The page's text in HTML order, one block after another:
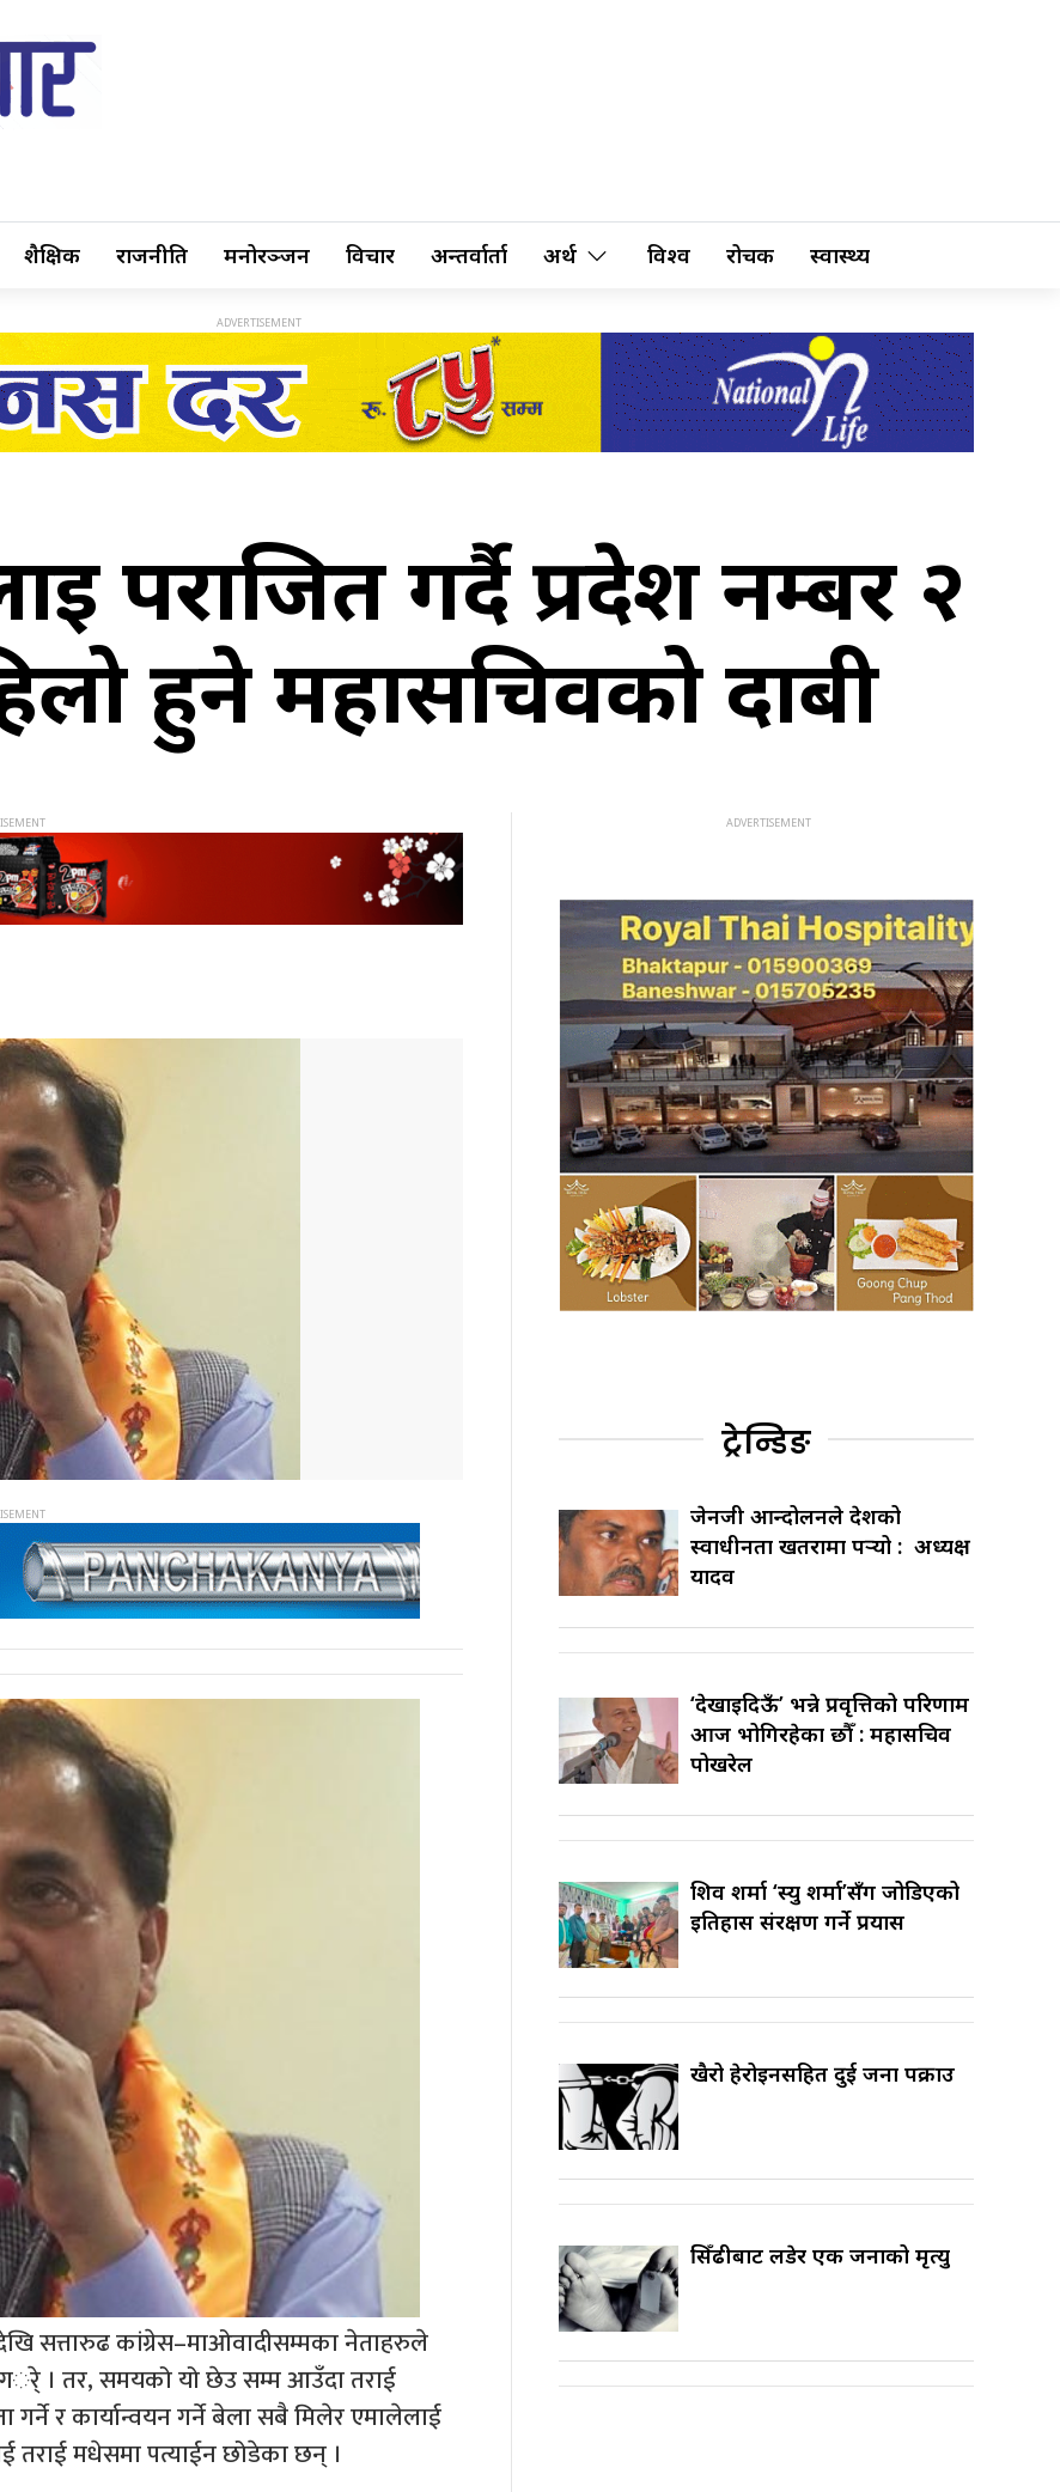
शैक्षिक राजनीति मनोरञ्जन विचार अन्तर्वार्ता अर्थ विश्व रोचक स्वास्थ्य
पराजित गर्दै प्रदेश नम्बर २
हुने महासचिवको दाबी
देखि सत्तारुढ कांग्रेस–माओवादीसम्मका नेताहरुले
गर्े । तर, समयको यो छेउ सम्म आउँदा तराई
र कार्यान्वयन गर्ने बेला सबै मिलेर एमालेलाई
तराई मधेसमा पत्याईन छोडेका छन् ।
ट्रेन्डिङ
जेनजी आन्दोलनले देशको
स्वाधीनता खतरामा पर्‍यो : अध्यक्ष
यादव
‘देखाइदिऊँ’ भन्ने प्रवृत्तिको परिणाम
आज भोगिरहेका छौँ : महासचिव
पोखरेल
शिव शर्मा ‘स्यु शर्मा’सँग जोडिएको
इतिहास संरक्षण गर्ने प्रयास
खैरो हेरोइनसहित दुई जना पक्राउ
सिँढीबाट लडेर एक जनाको मृत्यु